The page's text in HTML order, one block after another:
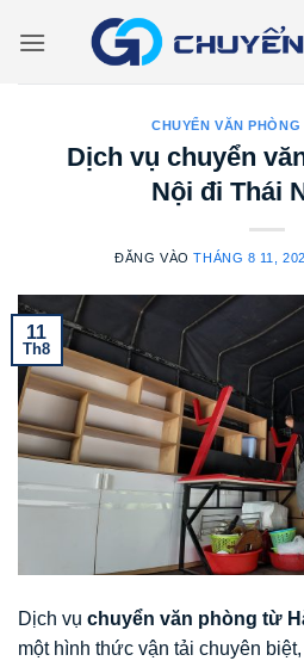
qua
CHUYỂN VĂN
Dịch vụ chuyển
Nội đi Thái
ĐĂNG VÀOTHÁNG 8 11,
11
Th8
Dịch vụ chuyển văn phòng từ
một hình thức vận tải chuyên